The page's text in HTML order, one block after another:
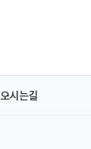
오시는길